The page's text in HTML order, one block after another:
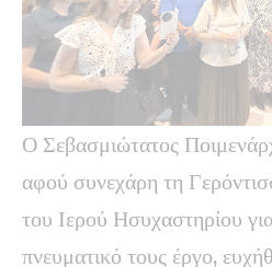
Ο Σεβασμιώτατος
αφού συνεχάρη τη
του Ιερού Ησυχαστηρίου
πνευματικό τους έργο,